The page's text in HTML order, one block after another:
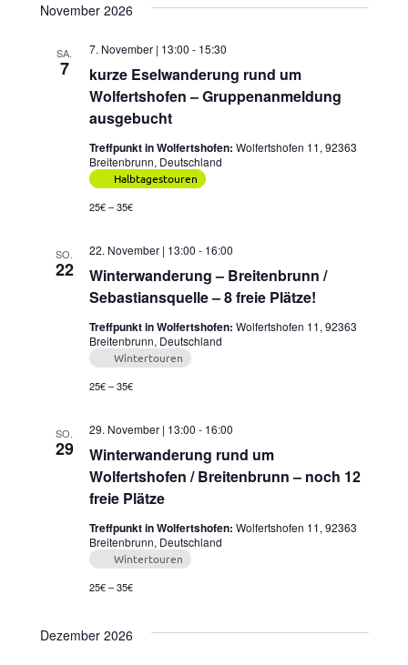
November 2026
SA.
7
kurze Eselwanderung rund um
Wolfertshofen – Gruppenanmeldung
ausgebucht
7. November | 13:00 - 15:30
Treffpunkt in Wolfertshofen: Wolfertshofen 11, 92363
Breitenbrunn, Deutschland
Halbtagestouren
25€ – 35€
SO.
22
Winterwanderung – Breitenbrunn /
Sebastiansquelle – 8 freie Plätze!
22. November | 13:00 - 16:00
Treffpunkt in Wolfertshofen: Wolfertshofen 11, 92363
Breitenbrunn, Deutschland
Wintertouren
25€ – 35€
SO.
29
Winterwanderung rund um
Wolfertshofen / Breitenbrunn – noch 12
freie Plätze
29. November | 13:00 - 16:00
Treffpunkt in Wolfertshofen: Wolfertshofen 11, 92363
Breitenbrunn, Deutschland
Wintertouren
25€ – 35€
Dezember 2026